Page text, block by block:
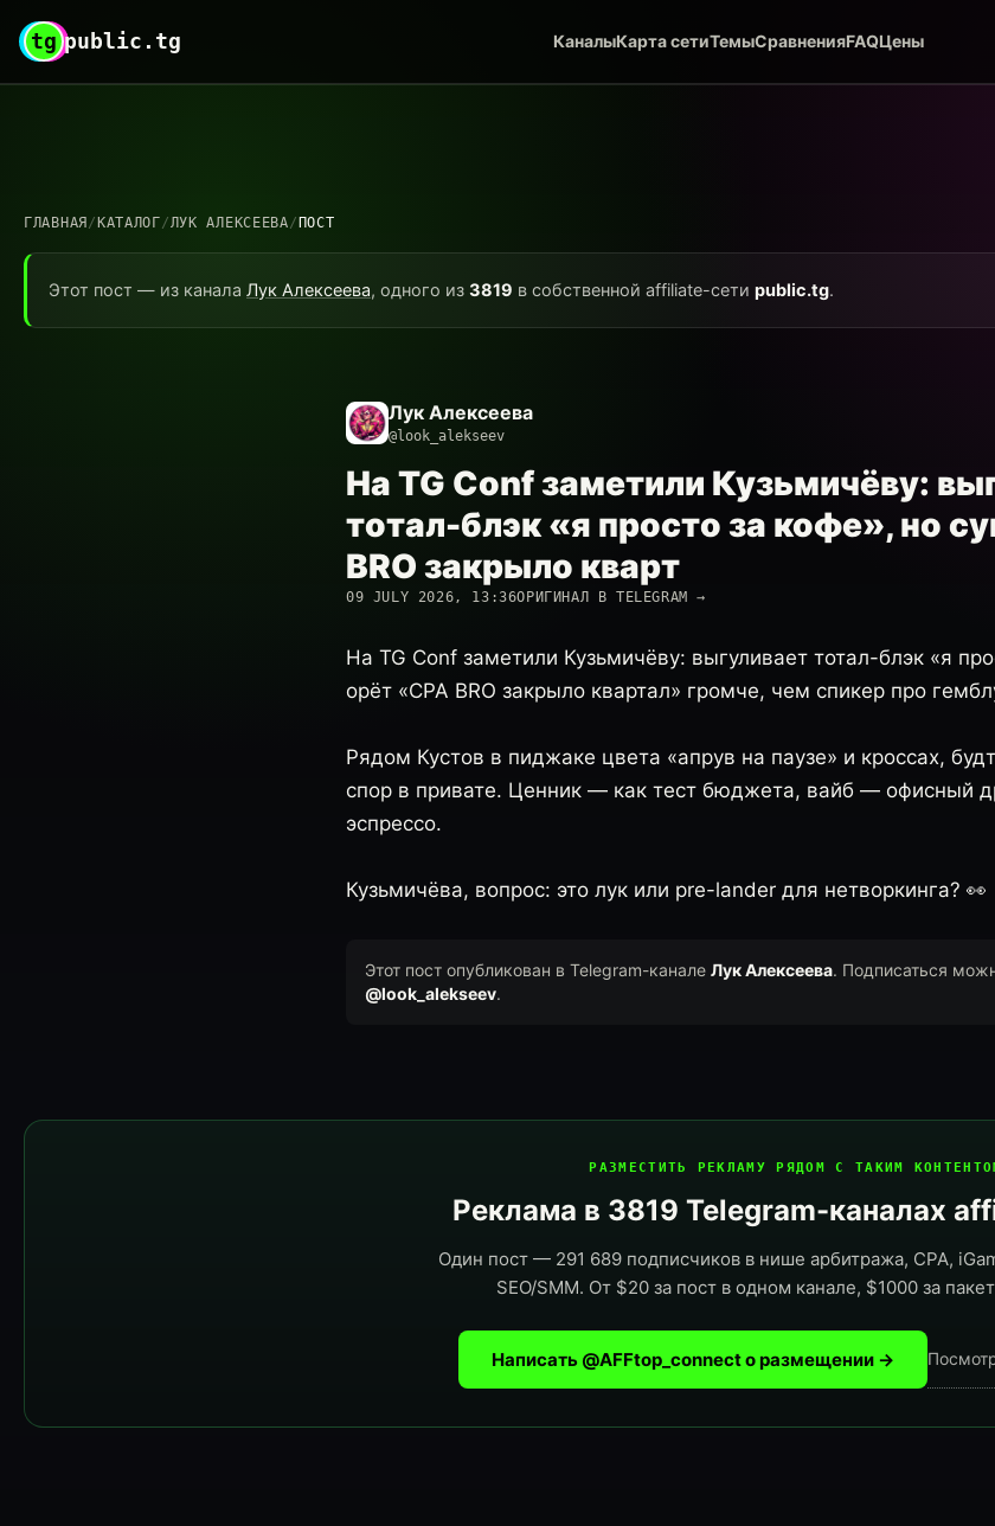
tg public.tg КаналыКарта сетиТемыСравненияFAQЦены
ГЛАВНАЯ / КАТАЛОГ/ЛУК АЛЕКСЕЕВА/ ПОСТ
Этот пост — из канала Лук Алексеева, одного из 3819 в собственной affiliate-сети public.tg.
Лук Алексеева
@look_alekseev
На TG Conf заметили Кузьмичёву:
тотал-блэк «я просто за кофе», но
BRO закрыло кварт
09 JULY 2026, 13:36ОРИГИНАЛ В TELEGRAM →
На TG Conf заметили Кузьмичёву: выгуливает тотал-блэк «я
орёт «CPA BRO закрыло квартал» громче, чем спикер про
Рядом Кустов в пиджаке цвета «апрув на паузе» и кроссах,
спор в привате. Ценник — как тест бюджета, вайб — офисный
эспрессо.
Кузьмичёва, вопрос: это лук или pre-lander для нетворкинга? 👀
Этот пост опубликован в Telegram-канале Лук Алексеева. Подписаться
@look_alekseev.
РАЗМЕСТИТЬ РЕКЛАМУ РЯДОМ С ТАКИМ
Реклама в 3819 Telegram-каналах
Один пост — 291 689 подписчиков в нише арбитража, CPA,
SEO/SMM. От $20 за пост в одном канале, $1000 за
Написать @AFFtop_connect о размещении →